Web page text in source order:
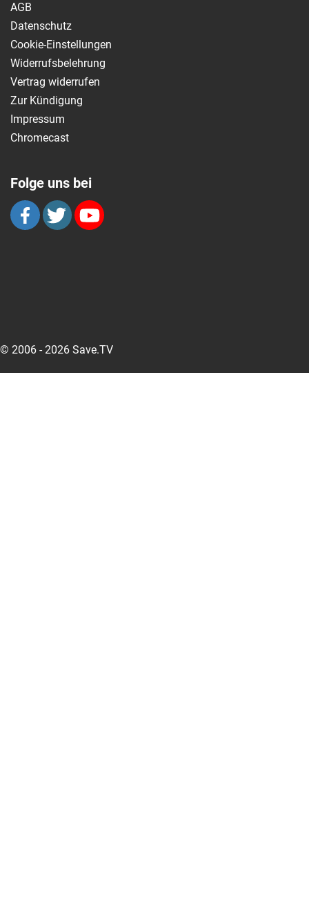
AGB
Datenschutz
Cookie-Einstellungen
Widerrufsbelehrung
Vertrag widerrufen
Zur Kündigung
Impressum
Chromecast
Folge uns bei
© 2006 - 2026 Save.TV